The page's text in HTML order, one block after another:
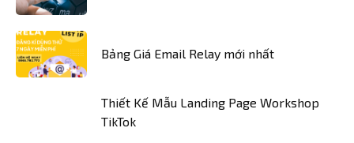
Bảng Giá Email Relay mới nhất
Thiết Kế Mẫu Landing Page Workshop
TikTok